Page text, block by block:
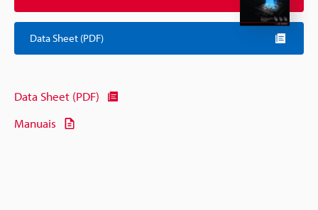
Data Sheet (PDF)
Data Sheet (PDF)
Manuais